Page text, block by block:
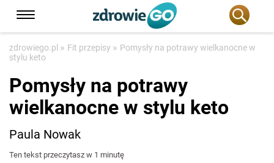
zdrowiego.pl » Fit przepisy » Pomysły na potrawy wielkanocne w
stylu keto
Pomysły na potrawy
wielkanocne w stylu keto
Paula Nowak
Ten tekst przeczytasz w 1 minutę